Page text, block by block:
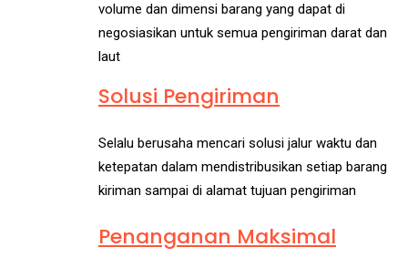
volume dan dimensi barang yang dapat di
negosiasikan untuk semua pengiriman darat dan
laut
Solusi Pengiriman
Selalu berusaha mencari solusi jalur waktu dan
ketepatan dalam mendistribusikan setiap barang
kiriman sampai di alamat tujuan pengiriman
Penanganan Maksimal